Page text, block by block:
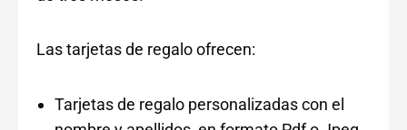
Las tarjetas de regalo ofrecen:
Tarjetas de regalo personalizadas con el